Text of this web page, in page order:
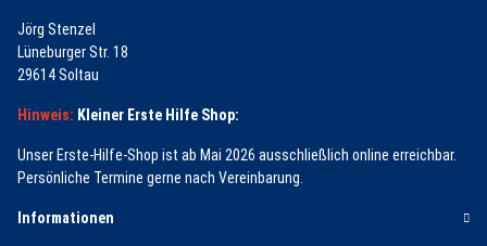
Jörg Stenzel
Lüneburger Str. 18
29614 Soltau
Hinweis: Kleiner Erste Hilfe Shop:
Unser Erste-Hilfe-Shop ist ab Mai 2026 ausschließlich online erreichbar.
Persönliche Termine gerne nach Vereinbarung.
Informationen